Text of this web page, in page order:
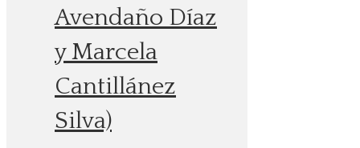
Avendaño Díaz
y Marcela
Cantillánez
Silva)